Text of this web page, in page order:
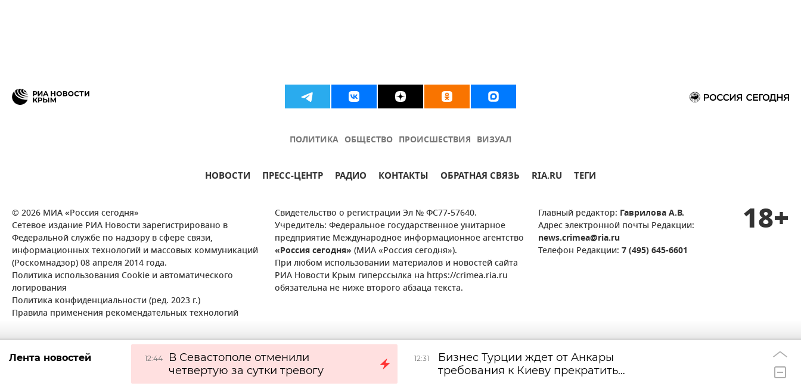
ПОЛИТИКА ОБЩЕСТВО ПРОИСШЕСТВИЯ ВИЗУАЛ
НОВОСТИ ПРЕСС-ЦЕНТР РАДИО КОНТАКТЫ ОБРАТНАЯ СВЯЗЬ RIA.RU ТЕГИ
© 2026 МИА «Россия сегодня»
Сетевое издание РИА Новости зарегистрировано в
Федеральной службе по надзору в сфере связи,
информационных технологий и массовых коммуникаций
(Роскомнадзор) 08 апреля 2014 года.
Политика использования Cookie и автоматического
логирования
Политика конфиденциальности (ред. 2023 г.)
Правила применения рекомендательных технологий
Свидетельство о регистрации Эл № ФС77-57640.
Учредитель: Федеральное государственное унитарное
предприятие Международное информационное агентство
«Россия сегодня» (МИА «Россия сегодня»).
При любом использовании материалов и новостей сайта
РИА Новости Крым гиперссылка на https://crimea.ria.ru
обязательна не ниже второго абзаца текста.
Главный редактор: Гаврилова А.В.
Адрес электронной почты Редакции:
news.crimea@ria.ru
Телефон Редакции: 7 (495) 645-6601
18+
12:44
В Севастополе отменили
четвертую за сутки тревогу
12:31
Бизнес Турции ждет от Анкары
требования к Киеву прекратить
До шести
пострадавших
Лента новостей